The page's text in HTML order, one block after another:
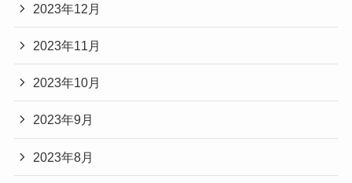
2023年12月
2023年11月
2023年10月
2023年9月
2023年8月